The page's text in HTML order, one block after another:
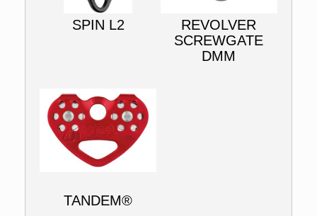
SPIN L2
REVOLVER
SCREWGATE
DMM
TANDEM®